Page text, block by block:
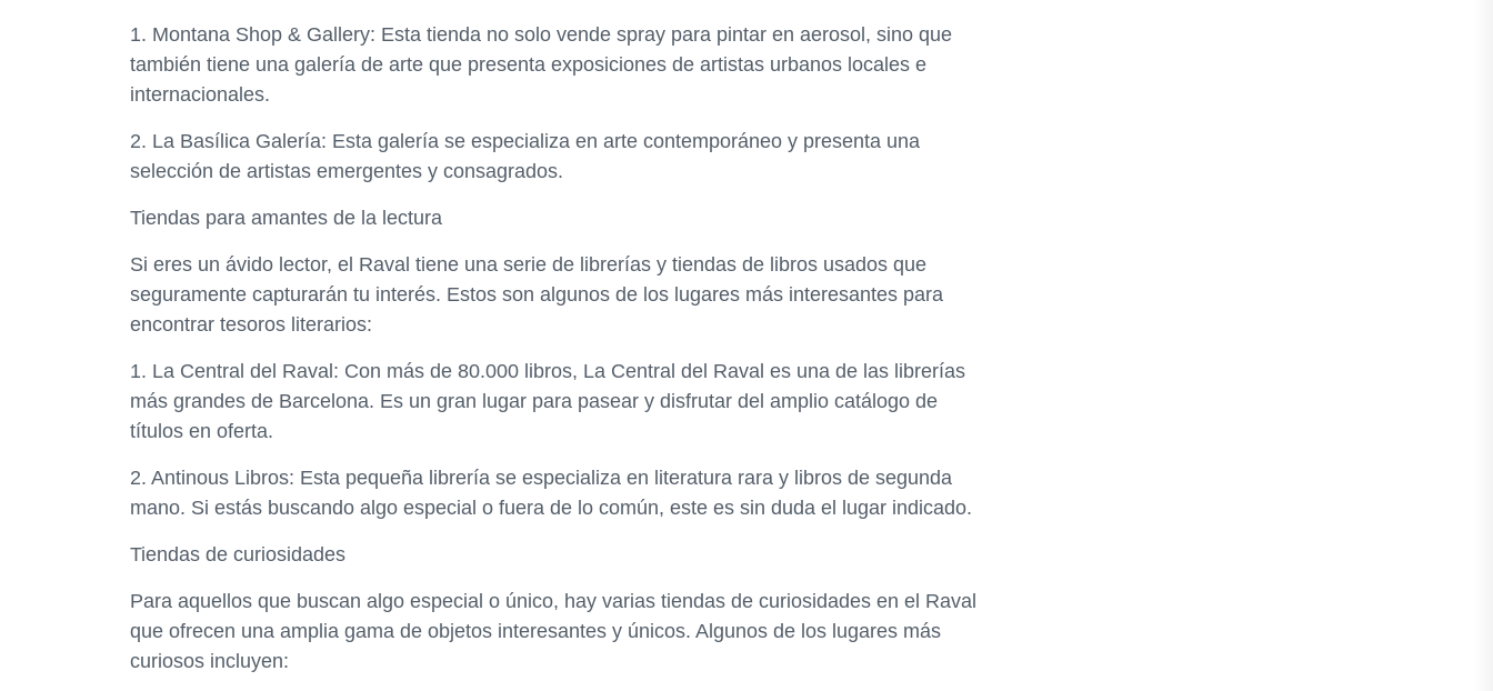
1. Montana Shop & Gallery: Esta tienda no solo vende spray para pintar en aerosol, sino que
también tiene una galería de arte que presenta exposiciones de artistas urbanos locales e
internacionales.
2. La Basílica Galería: Esta galería se especializa en arte contemporáneo y presenta una
selección de artistas emergentes y consagrados.
Tiendas para amantes de la lectura
Si eres un ávido lector, el Raval tiene una serie de librerías y tiendas de libros usados que
seguramente capturarán tu interés. Estos son algunos de los lugares más interesantes para
encontrar tesoros literarios:
1. La Central del Raval: Con más de 80.000 libros, La Central del Raval es una de las librerías
más grandes de Barcelona. Es un gran lugar para pasear y disfrutar del amplio catálogo de
títulos en oferta.
2. Antinous Libros: Esta pequeña librería se especializa en literatura rara y libros de segunda
mano. Si estás buscando algo especial o fuera de lo común, este es sin duda el lugar indicado.
Tiendas de curiosidades
Para aquellos que buscan algo especial o único, hay varias tiendas de curiosidades en el Raval
que ofrecen una amplia gama de objetos interesantes y únicos. Algunos de los lugares más
curiosos incluyen: